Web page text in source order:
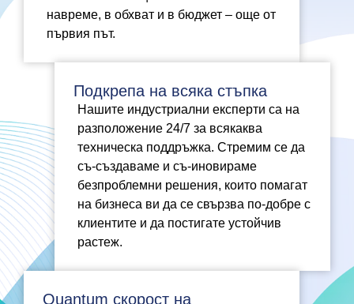
навреме, в обхват и в бюджет – още от
първия път.
Подкрепа на всяка стъпка
Нашите индустриални експерти са на
разположение 24/7 за всякаква
техническа поддръжка. Стремим се да
съ-създаваме и съ-иновираме
безпроблемни решения, които помагат
на бизнеса ви да се свързва по-добре с
клиентите и да постигате устойчив
растеж.
Quantum скорост на